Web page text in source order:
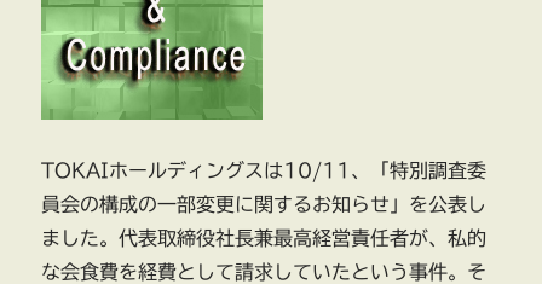
TOKAIホールディングスは10/11、「特別調査委
員会の構成の一部変更に関するお知らせ」を公表し
ました。代表取締役社長兼最高経営責任者が、私的
な会食費を経費として請求していたという事件。そ